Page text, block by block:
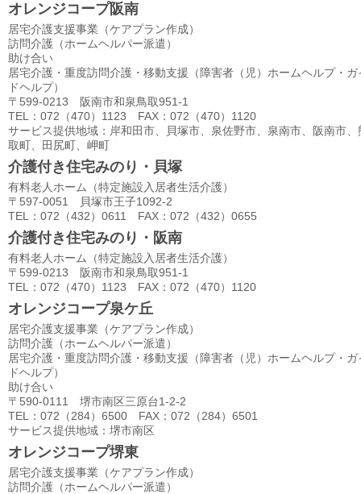
オレンジコープ阪南
居宅介護支援事業（ケアプラン作成）
訪問介護（ホームヘルパー派遣）
助け合い
居宅介護・重度訪問介護・移動支援（障害者（児）ホームヘルプ・ガ
ドヘルプ）
〒599-0213 阪南市和泉鳥取951-1
TEL：072（470）1123 FAX：072（470）1120
サービス提供地域：岸和田市、貝塚市、泉佐野市、泉南市、阪南市、
取町、田尻町、岬町
介護付き住宅みのり・貝塚
有料老人ホーム（特定施設入居者生活介護）
〒597-0051 貝塚市王子1092-2
TEL：072（432）0611 FAX：072（432）0655
介護付き住宅みのり・阪南
有料老人ホーム（特定施設入居者生活介護）
〒599-0213 阪南市和泉鳥取951-1
TEL：072（470）1123 FAX：072（470）1120
オレンジコープ泉ケ丘
居宅介護支援事業（ケアプラン作成）
訪問介護（ホームヘルパー派遣）
居宅介護・重度訪問介護・移動支援（障害者（児）ホームヘルプ・ガ
ドヘルプ）
助け合い
〒590-0111 堺市南区三原台1-2-2
TEL：072（284）6500 FAX：072（284）6501
サービス提供地域：堺市南区
オレンジコープ堺東
居宅介護支援事業（ケアプラン作成）
訪問介護（ホームヘルパー派遣）